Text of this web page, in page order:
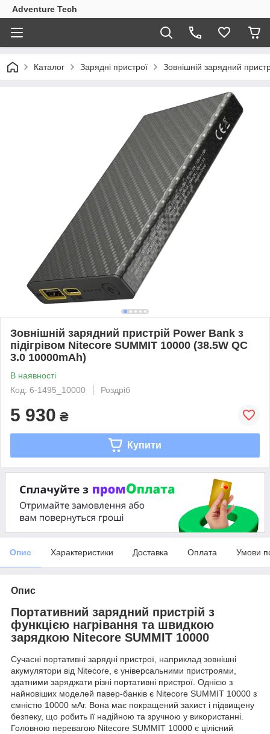
Adventure Tech
Каталог Зарядні пристрої Зовнішній зарядний
Зовнішній зарядний пристрій Power Bank з
підігрівом Nitecore SUMMIT 10000 (38.5W QC
3.0 10000mAh)
В наявності
Код: 6-1495_10000
Роздріб
5 930 ₴
Купити
Опис Характеристики Доставка Оплата Умови
Опис
Портативний зарядний пристрій з
функцією нагрівання та швидкою
зарядкою Nitecore SUMMIT 10000
Сучасні портативні зарядні пристрої, наприклад зовнішні
акумулятори від Nitecore, є універсальними пристроями,
здатними заряджати різні портативні пристрої. Однією з
найновіших моделей павер-банків є Nitecore SUMMIT 10000 з
ємністю 10000 мАг. Вона має покращений захист і підвищену
безпеку, що робить її надійною та зручною у використанні.
Головною перевагою Nitecore SUMMIT 10000 є цілісний